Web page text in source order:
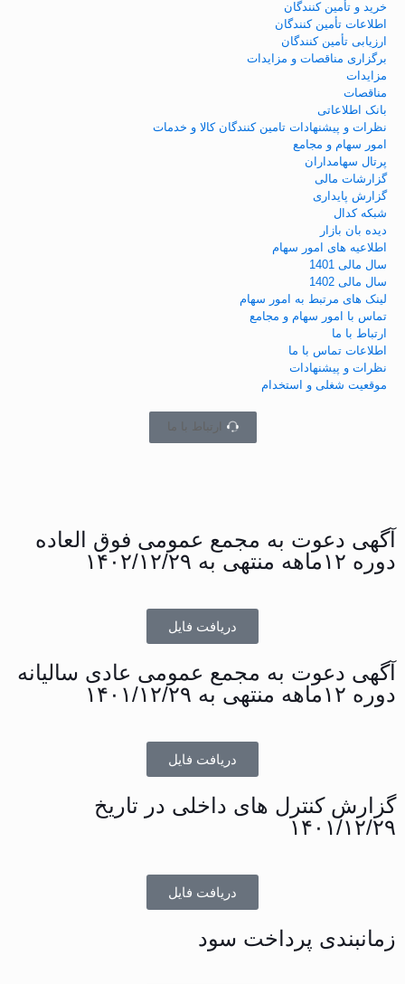
خرید و تأمین کنندگان
اطلاعات تأمین کنندگان
ارزیابی تأمین کنندگان
برگزاری مناقصات و مزایدات
مزایدات
مناقصات
بانک اطلاعاتی
نظرات و پیشنهادات تامین کنندگان کالا و خدمات
امور سهام و مجامع
پرتال سهامداران
گزارشات مالی
گزارش پایداری
شبکه کدال
دیده بان بازار
اطلاعیه های امور سهام
سال مالی 1401
سال مالی 1402
لینک های مرتبط به امور سهام
تماس با امور سهام و مجامع
ارتباط با ما
اطلاعات تماس با ما
نظرات و پیشنهادات
موقعیت شغلی و استخدام
ارتباط با ما
آگهی دعوت به مجمع عمومی فوق العاده
دوره ۱۲ماهه منتهی به ۱۴۰۲/۱۲/۲۹
دریافت فایل
آگهی دعوت به مجمع عمومی عادی سالیانه
دوره ۱۲ماهه منتهی به ۱۴۰۱/۱۲/۲۹
دریافت فایل
گزارش کنترل های داخلی در تاریخ
۱۴۰۱/۱۲/۲۹
دریافت فایل
زمانبندی پرداخت سود